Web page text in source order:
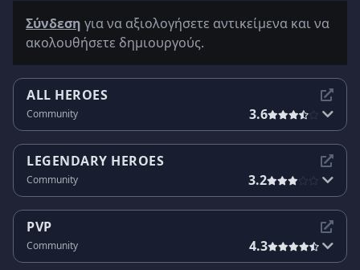
Σύνδεση για να αξιολογήσετε αντικείμενα και να
ακολουθήσετε δημιουργούς.
ALL HEROES
Community 3.6
LEGENDARY HEROES
Community 3.2
PVP
Community 4.3